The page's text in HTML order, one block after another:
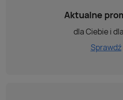
Aktualne
dla Ciebie i
Sprawdź